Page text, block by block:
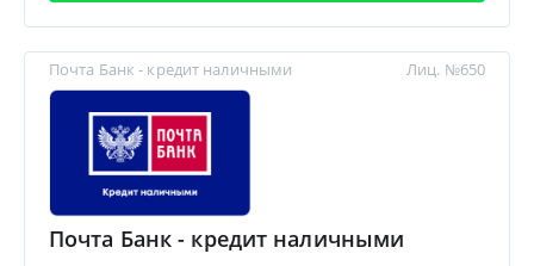
Почта Банк - кредит наличными
Почта Банк - кредит наличными
Лиц. №650